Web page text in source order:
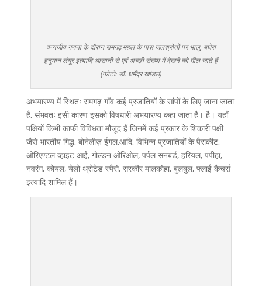
वन्यजीव गणना के दौरान रामगढ़ महल के पास जलश्रोतों पर भालू, बघेरा
हनुमान लंगूर इत्यादि आसानी से एवं अच्छी संख्या में देखने को मील जाते हैं
(फोटो: डॉ. धर्मेंद्र खांडल)
अभयारण्य में स्थितः रामगढ़ गाँव कई प्रजातियों के सांपों के लिए जाना जाता
है, संभवतः इसी कारण इसको विषधारी अभयारण्य कहा जाता है। है। यहाँ
पक्षियों किभी काफी विविधता मौजूद हैं जिनमें कई प्रकार के शिकारी पक्षी
जैसे भारतीय गिद्ध, बोनेलीज़ ईगल,आदि, विभिन्न प्रजातियों के पैराकीट,
ओरिएण्टल व्हाइट आई, गोल्डन ओरिओल, पर्पल सनबर्ड, हरियल, पपीहा,
नवरंग, कोयल, येलो थ्रोटेड स्पैरो, सरकीर मालकोहा, बुलबुल, फ्लाई कैचर्स
इत्यादि शामिल हैं।